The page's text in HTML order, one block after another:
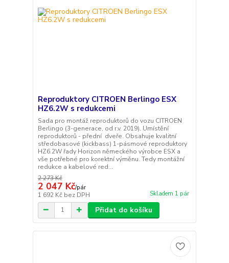
Reproduktory CITROEN Berlingo ESX
HZ6.2W s redukcemi
Sada pro montáž reproduktorů do vozu CITROEN
Berlingo (3-generace, od r.v. 2019). Umístění
reproduktorů - přední dveře. Obsahuje kvalitní
středobasové (kickbass) 1-pásmové reproduktory
HZ6.2W řady Horizon německého výrobce ESX a
vše potřebné pro korektní výměnu. Tedy montážní
redukce a kabelové red...
2 273 Kč
2 047 Kč/pár
1 692 Kč bez DPH Skladem 1 pár
Přidat do košíku